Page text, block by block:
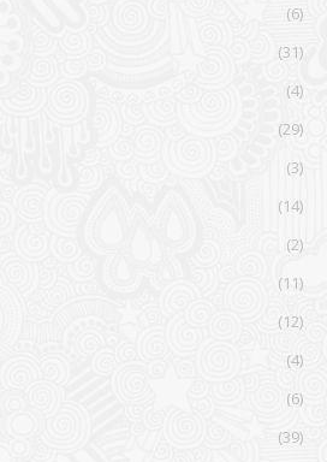
(6)
(31)
(4)
(29)
(3)
(14)
(2)
(11)
(12)
(4)
(6)
(39)